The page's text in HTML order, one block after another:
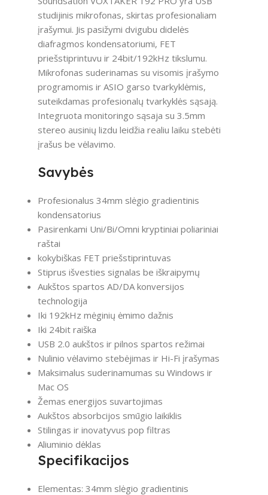
studijinis mikrofonas, skirtas profesionaliam
įrašymui. Jis pasižymi dvigubu didelės
diafragmos kondensatoriumi, FET
priešstiprintuvu ir 24bit/192kHz tikslumu.
Mikrofonas suderinamas su visomis įrašymo
programomis ir ASIO garso tvarkyklėmis,
suteikdamas profesionalų tvarkyklės sąsają.
Integruota monitoringo sąsaja su 3.5mm
stereo ausinių lizdu leidžia realiu laiku stebėti
įrašus be vėlavimo.
Savybės
Profesionalus 34mm slėgio gradientinis
kondensatorius
Pasirenkami Uni/Bi/Omni kryptiniai poliariniai
raštai
kokybiškas FET priešstiprintuvas
Stiprus išvesties signalas be iškraipymų
Aukštos spartos AD/DA konversijos
technologija
Iki 192kHz mėginių ėmimo dažnis
Iki 24bit raiška
USB 2.0 aukštos ir pilnos spartos režimai
Nulinio vėlavimo stebėjimas ir Hi-Fi įrašymas
Maksimalus suderinamumas su Windows ir
Mac OS
Žemas energijos suvartojimas
Aukštos absorbcijos smūgio laikiklis
Stilingas ir inovatyvus pop filtras
Aliuminio dėklas
Specifikacijos
Elementas: 34mm slėgio gradientinis